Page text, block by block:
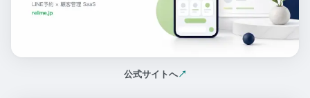
公式サイトへ↗
（新しいタブで開く）